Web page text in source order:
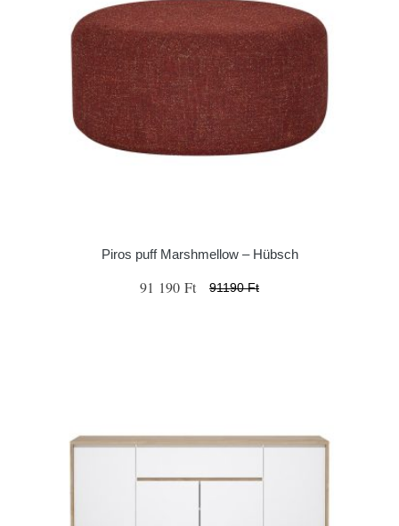
Piros puff Marshmellow – Hübsch
91 190 Ft 91190 Ft